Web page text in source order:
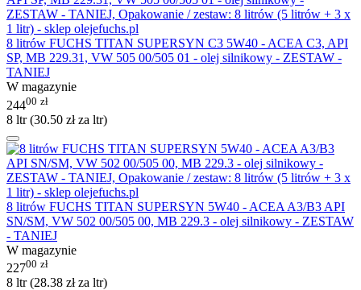
8 litrów FUCHS TITAN SUPERSYN C3 5W40 - ACEA C3, API
SP, MB 229.31, VW 505 00/505 01 - olej silnikowy - ZESTAW -
TANIEJ
W magazynie
24400 zł
8 ltr (30.50 złza ltr)
8 litrów FUCHS TITAN SUPERSYN 5W40 - ACEA A3/B3 API
SN/SM, VW 502 00/505 00, MB 229.3 - olej silnikowy - ZESTAW
- TANIEJ
W magazynie
22700 zł
8 ltr (28.38 złza ltr)